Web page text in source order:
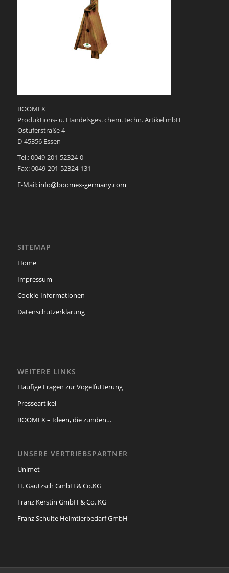
BOOMEX
Produktions- u. Handelsges. chem. techn. Artikel mbH
Ostuferstraße 4
D-45356 Essen
Tel.: 0049-201-52324-0
Fax: 0049-201-52324-131
E-Mail: info@boomex-germany.com
SITEMAP
Home
Impressum
Cookie-Informationen
Datenschutzerklärung
WEITERE LINKS
Häufige Fragen zur Vogelfütterung
Presseartikel
BOOMEX – Ideen, die zünden…
UNSERE VERTRIEBSPARTNER
Unimet
H. Gautzsch GmbH & Co.KG
Franz Kerstin GmbH & Co. KG
Franz Schulte Heimtierbedarf GmbH